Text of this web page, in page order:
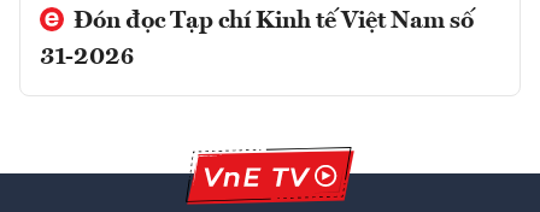
Đón đọc Tạp chí Kinh tế Việt Nam số
31-2026